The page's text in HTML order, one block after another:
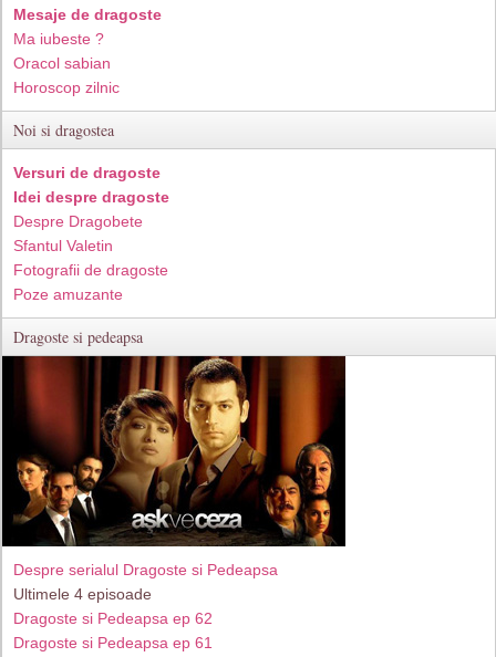
Mesaje de dragoste
Ma iubeste ?
Oracol sabian
Horoscop zilnic
Noi si dragostea
Versuri de dragoste
Idei despre dragoste
Despre Dragobete
Sfantul Valetin
Fotografii de dragoste
Poze amuzante
Dragoste si pedeapsa
Despre serialul Dragoste si Pedeapsa
Ultimele 4 episoade
Dragoste si Pedeapsa ep 62
Dragoste si Pedeapsa ep 61